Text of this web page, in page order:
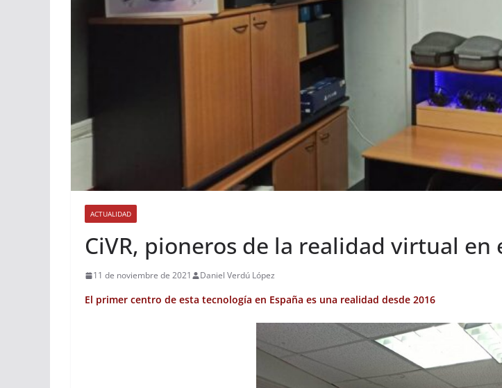
ACTUALIDAD
CiVR, pioneros de la realidad virtual en
11 de noviembre de 2021 Daniel Verdú López
El primer centro de esta tecnología en España es una realidad desde 2016